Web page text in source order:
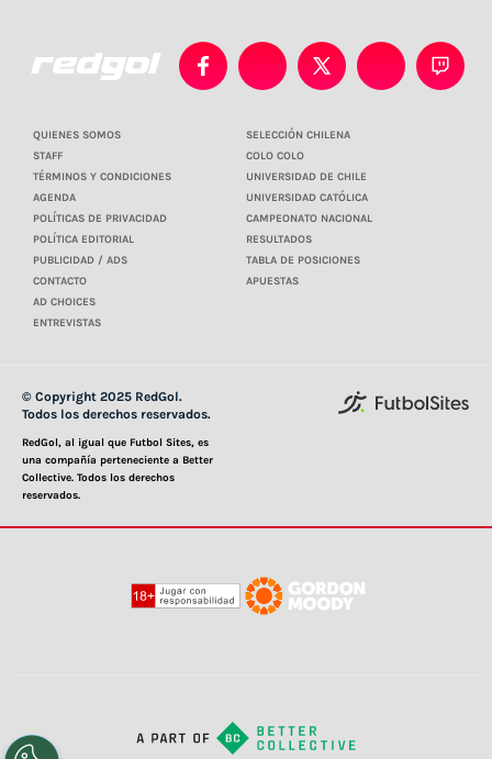
QUIENES SOMOS
STAFF
TÉRMINOS Y CONDICIONES
AGENDA
POLÍTICAS DE PRIVACIDAD
POLÍTICA EDITORIAL
PUBLICIDAD / ADS
CONTACTO
AD CHOICES
ENTREVISTAS
SELECCIÓN CHILENA
COLO COLO
UNIVERSIDAD DE CHILE
UNIVERSIDAD CATÓLICA
CAMPEONATO NACIONAL
RESULTADOS
TABLA DE POSICIONES
APUESTAS
© Copyright 2025 RedGol.
Todos los derechos reservados.
RedGol, al igual que Futbol Sites, es
una compañía perteneciente a Better
Collective. Todos los derechos
reservados.